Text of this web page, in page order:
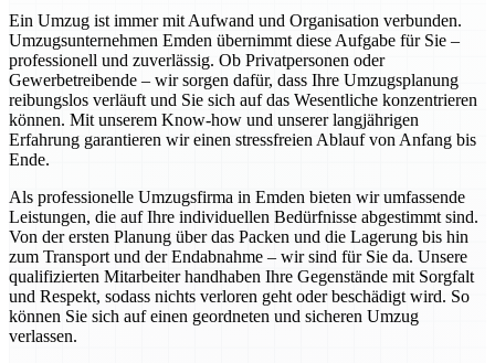
Ein Umzug ist immer mit Aufwand und Organisation verbunden.
Umzugsunternehmen Emden übernimmt diese Aufgabe für Sie –
professionell und zuverlässig. Ob Privatpersonen oder
Gewerbetreibende – wir sorgen dafür, dass Ihre Umzugsplanung
reibungslos verläuft und Sie sich auf das Wesentliche konzentrieren
können. Mit unserem Know-how und unserer langjährigen
Erfahrung garantieren wir einen stressfreien Ablauf von Anfang bis
Ende.
Als professionelle Umzugsfirma in Emden bieten wir umfassende
Leistungen, die auf Ihre individuellen Bedürfnisse abgestimmt sind.
Von der ersten Planung über das Packen und die Lagerung bis hin
zum Transport und der Endabnahme – wir sind für Sie da. Unsere
qualifizierten Mitarbeiter handhaben Ihre Gegenstände mit Sorgfalt
und Respekt, sodass nichts verloren geht oder beschädigt wird. So
können Sie sich auf einen geordneten und sicheren Umzug
verlassen.